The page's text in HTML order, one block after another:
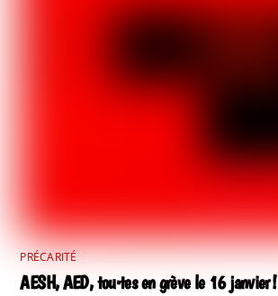
PRÉCARITÉ
AESH, AED, tou·tes en grève le 16 janvier !